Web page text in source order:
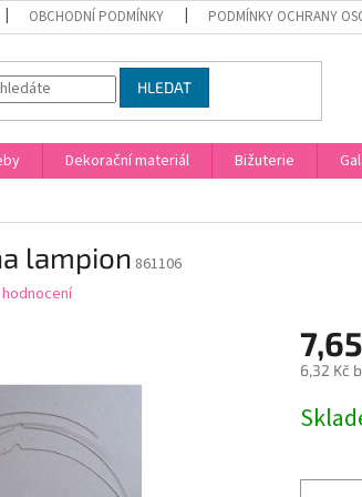
OBCHODNÍ PODMÍNKY PODMÍNKY OCHRANY
HLEDAT
Dekorační materiál Bižuterie
lampion 861106
6,32 Kč
cena: